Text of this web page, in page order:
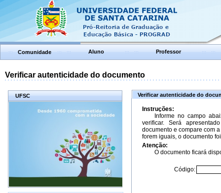
Comunidade Aluno Professor
Verificar autenticidade do documento
UFSC Verificar autenticidade do
Instruções:
Informe no campo
verificar. Será
documento e compare com
forem iguais, o documento
Atenção:
O documento ficará
Código: